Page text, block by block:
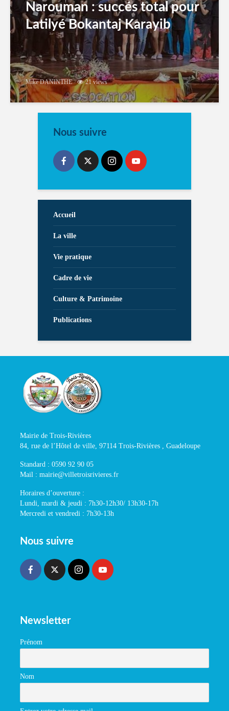
Narouman : succés total pour
Latilyé Bokantaj Karayib
Mike DANINTHE 21 views
Nous suivre
Accueil
La ville
Vie pratique
Cadre de vie
Culture & Patrimoine
Publications
Mairie de Trois-Rivières
84, rue de l’Hôtel de ville, 97114 Trois-Rivières , Guadeloupe
Standard : 0590 92 90 05
Mail : mairie@villetroisrivieres.fr
Horaires d’ouverture :
Lundi, mardi & jeudi : 7h30-12h30/ 13h30-17h
Mercredi et vendredi : 7h30-13h
Nous suivre
Newsletter
Prénom
Nom